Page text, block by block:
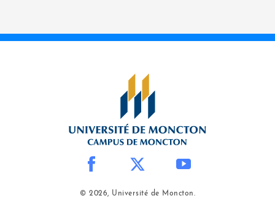
© 2026, Université de Moncton.